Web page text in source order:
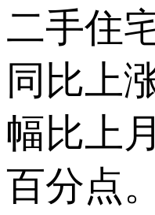
二手住
同比上
幅比上
百分点